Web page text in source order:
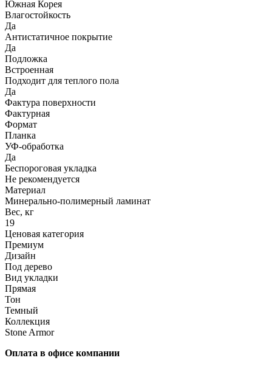
Южная Корея
Влагостойкость
Да
Антистатичное покрытие
Да
Подложка
Встроенная
Подходит для теплого пола
Да
Фактура поверхности
Фактурная
Формат
Планка
УФ-обработка
Да
Беспороговая укладка
Не рекомендуется
Материал
Минерально-полимерный ламинат
Вес, кг
19
Ценовая категория
Премиум
Дизайн
Под дерево
Вид укладки
Прямая
Тон
Темный
Коллекция
Stone Armor
Оплата в офисе компании